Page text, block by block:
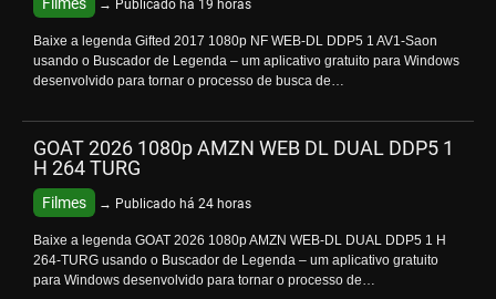
→ Publicado há 19 horas
Baixe a legenda Gifted 2017 1080p NF WEB-DL DDP5 1 AV1-Saon
usando o Buscador de Legenda – um aplicativo gratuito para Windows
desenvolvido para tornar o processo de busca de…
GOAT 2026 1080p AMZN WEB DL DUAL DDP5 1
H 264 TURG
Filmes → Publicado há 24 horas
Baixe a legenda GOAT 2026 1080p AMZN WEB-DL DUAL DDP5 1 H
264-TURG usando o Buscador de Legenda – um aplicativo gratuito
para Windows desenvolvido para tornar o processo de…